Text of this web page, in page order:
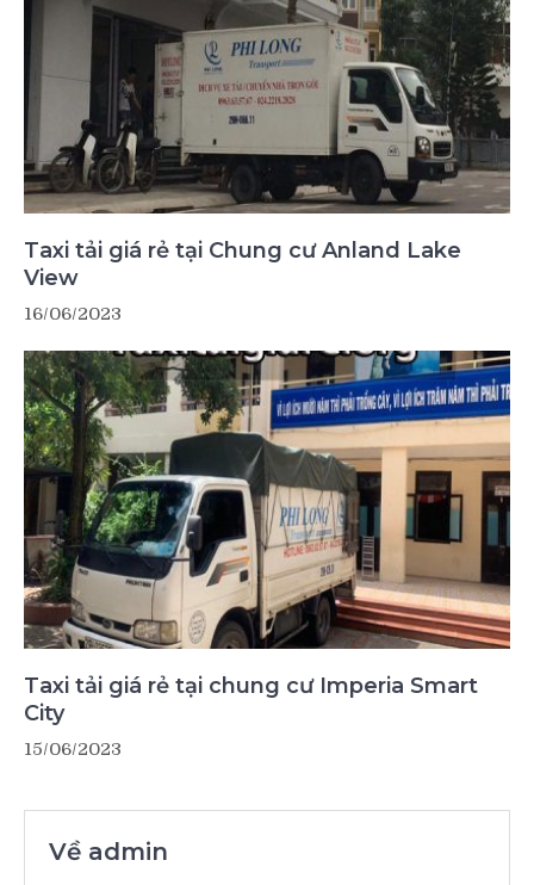
Taxi tải giá rẻ tại Chung cư Anland Lake
View
16/06/2023
Taxi tải giá rẻ tại chung cư Imperia Smart
City
15/06/2023
Về admin